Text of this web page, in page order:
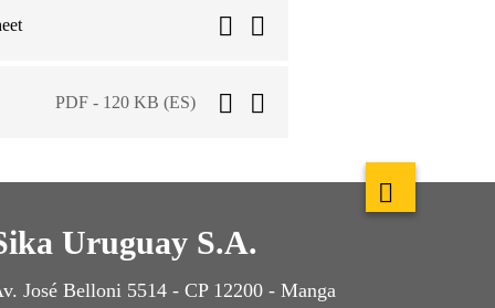
PDF - 120 KB (ES)
Uruguay S.A.
José Belloni 5514 - CP 12200 - Manga